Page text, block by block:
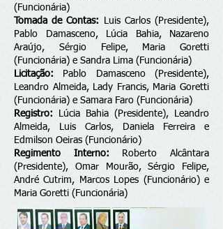
(Funcionária)
Tomada de Contas:
Luis Carlos (Presidente),
Pablo Damasceno, Lúcia Bahia, Nazareno
Araújo, Sérgio Felipe, Maria Goretti
(Funcionária) e Sandra Lima (Funcionária)
Licitação: Pablo Damasceno (Presidente),
Leandro Almeida, Lady Francis, Maria Goretti
(Funcionária) e Samara Faro (Funcionária)
Registro: Lúcia Bahia (Presidente), Leandro
Almeida, Luis Carlos, Daniela Ferreira e
Edmilson Oeiras (Funcionário)
Regimento Interno: Roberto Alcântara
(Presidente), Omar Mourão, Sérgio Felipe,
André Cutrim, Marcos Lopes (Funcionário) e
Maria Goretti (Funcionária)